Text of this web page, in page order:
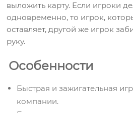
выложить карту. Если игроки
одновременно, то игрок,
оставляет, другой же игрок
руку.
Особенности
Быстрая и зажигательная
компании.